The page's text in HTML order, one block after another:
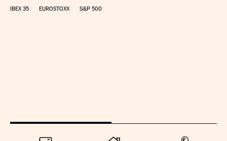
IBEX 35 EUROSTOXX S&P 500